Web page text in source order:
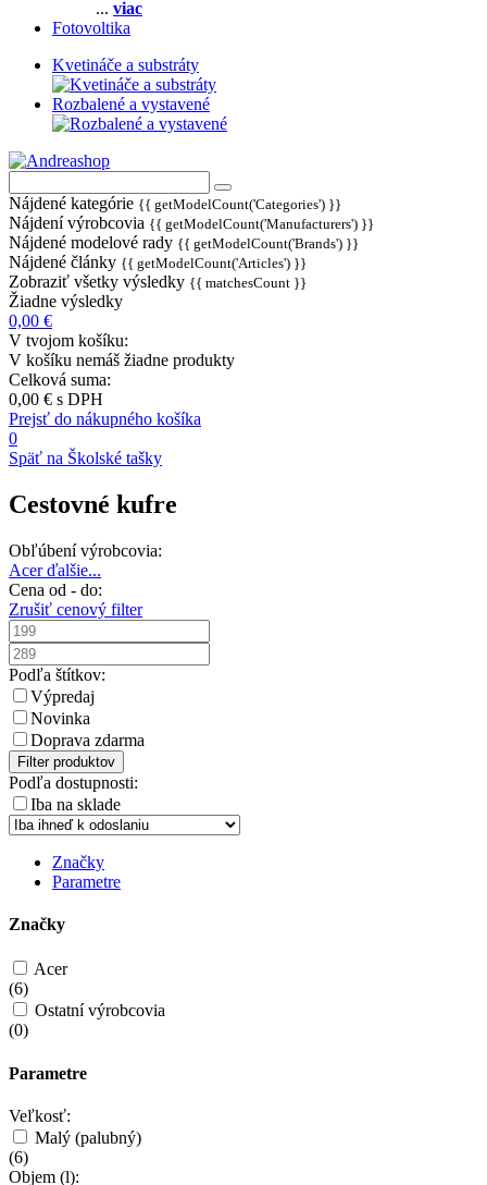
... viac
Fotovoltika
Kvetináče a substráty
Rozbalené a vystavené
Nájdené kategórie {{ getModelCount('Categories') }}
Nájdení výrobcovia {{ getModelCount('Manufacturers') }}
Nájdené modelové rady {{ getModelCount('Brands') }}
Nájdené články {{ getModelCount('Articles') }}
Zobraziť všetky výsledky {{ matchesCount }}
Žiadne výsledky
0,00 €
V tvojom košíku:
V košíku nemáš žiadne produkty
Celková suma:
0,00 € s DPH
Prejsť do nákupného košíka
0
Späť na Školské tašky
Cestovné kufre
Obľúbení výrobcovia:
Acerďalšie...
Cena od - do:
Zrušiť cenový filter
Podľa štítkov:
Výpredaj
Novinka
Doprava zdarma
Filter produktov
Podľa dostupnosti:
Iba na sklade
Značky
Parametre
Značky
Acer
(6)
Ostatní výrobcovia
(0)
Parametre
Veľkosť:
Malý (palubný)
(6)
Objem (l):